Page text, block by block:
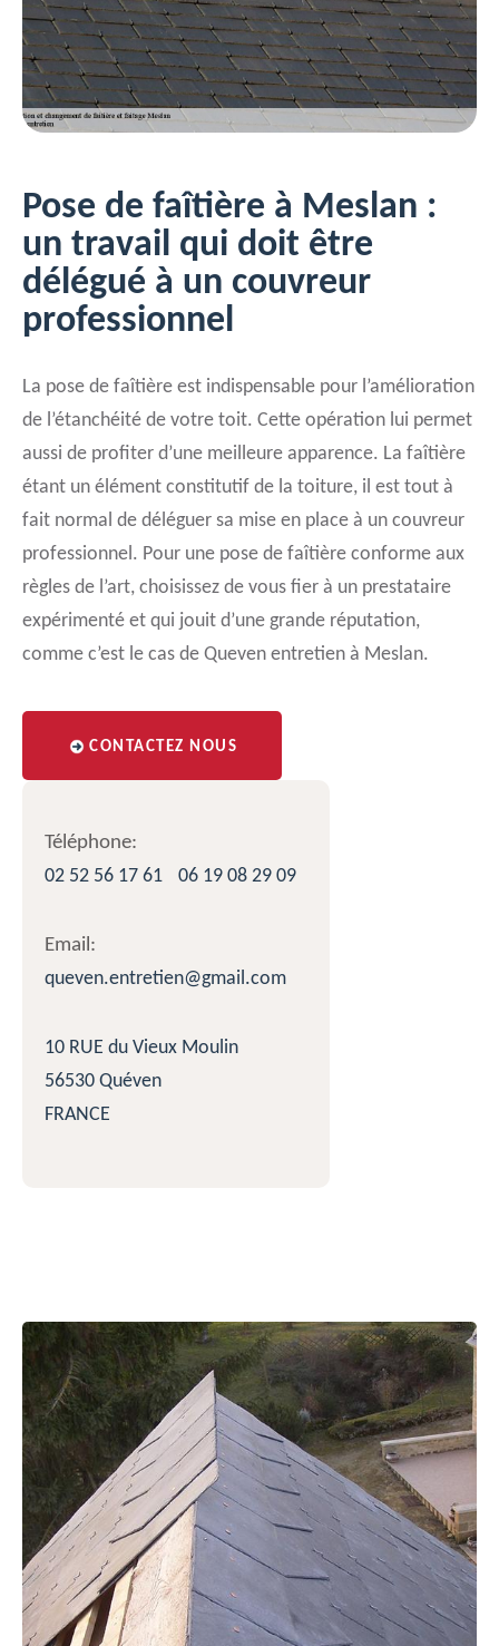
Pose de faîtière à Meslan :
un travail qui doit être
délégué à un couvreur
professionnel
La pose de faîtière est indispensable pour l’amélioration
de l’étanchéité de votre toit. Cette opération lui permet
aussi de profiter d’une meilleure apparence. La faîtière
étant un élément constitutif de la toiture, il est tout à
fait normal de déléguer sa mise en place à un couvreur
professionnel. Pour une pose de faîtière conforme aux
règles de l’art, choisissez de vous fier à un prestataire
expérimenté et qui jouit d’une grande réputation,
comme c’est le cas de Queven entretien à Meslan.
CONTACTEZ NOUS
Téléphone:
02 52 56 17 61
06 19 08 29 09
Email:
queven.entretien@gmail.com
10 RUE du Vieux Moulin
56530 Quéven
FRANCE